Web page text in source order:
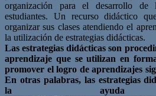
organización para el desarrollo de
estudiantes. Un recurso didáctico
organizar sus clases atendiendo el
la utilización de estrategias didácticas.
Las estrategias didácticas son
aprendizaje que se utilizan en
promover el logro de aprendizajes
En otras palabras, las estrategias
la ayuda